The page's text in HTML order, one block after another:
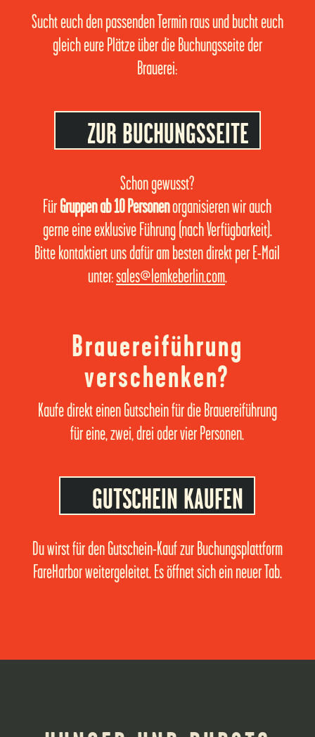
Sucht euch den passenden Termin raus und bucht euch
gleich eure Plätze über die Buchungsseite der
Brauerei:
ZUR BUCHUNGSSEITE
Schon gewusst?
FürGruppen ab 10 Personenorganisieren wir auch
gerne eine exklusive Führung (nach Verfügbarkeit).
Bitte kontaktiert uns dafür am besten direkt per E-Mail
unter:sales@lemkeberlin.com.
Brauereiführung
verschenken?
Kaufe direkt einen Gutschein für die Brauereiführung
für eine, zwei, drei oder vier Personen.
GUTSCHEIN KAUFEN
Du wirst für den Gutschein-Kauf zur Buchungsplattform
FareHarbor weitergeleitet. Es öffnet sich ein neuer Tab.